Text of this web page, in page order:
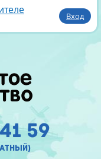
Вход
59